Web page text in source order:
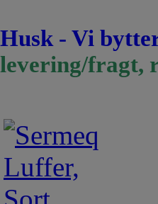
Husk - Vi
levering/fragt,